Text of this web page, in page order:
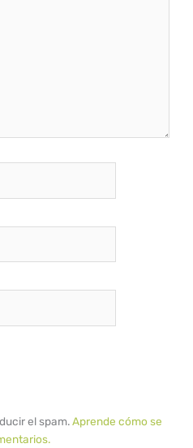
el spam.Aprende cómo se